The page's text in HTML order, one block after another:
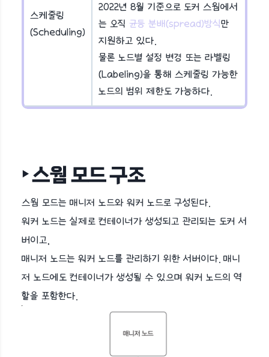
스케줄링
(Scheduling)
2022년 8월 기준으로 도커 스웜에서
는 오직 균등 분배(spread)방식만
지원하고 있다.
물론 노드별 설정 변경 또는 라벨링
(Labeling)을 통해 스케줄링 가능한
노드의 범위 제한도 가능하다.
‣ 스웜 모드 구조
스웜 모드는 매니저 노드와 워커 노드로 구성된다.
워커 노드는 실제로 컨테이너가 생성되고 관리되는 도커 서
버이고,
매니저 노드는 워커 노드를 관리하기 위한 서버이다. 매니
저 노드에도 컨테이너가 생성될 수 있으며 워커 노드의 역
할을 포함한다.